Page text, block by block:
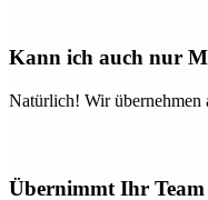
Kann ich auch nur
Natürlich! Wir übernehmen
Übernimmt Ihr